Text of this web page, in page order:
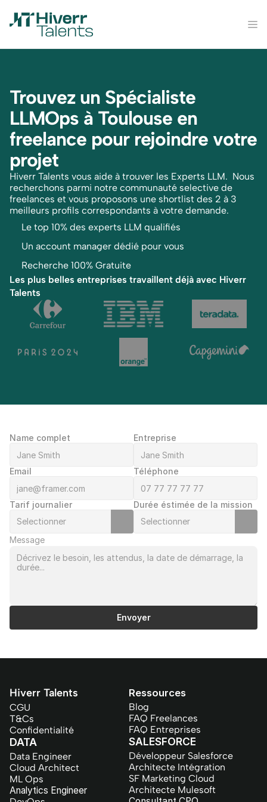
Trouvez un Spécialiste
LLMOps à Toulouse en
freelance pour rejoindre votre
projet
Hiverr Talents vous aide à trouver les Experts LLM.  Nous
recherchons parmi notre communauté selective de
freelances et vous proposons une shortlist des 2 à 3
meilleurs profils correspondants à votre demande.
Le top 10% des experts LLM qualifiés
Un account manager dédié pour vous
Recherche 100% Gratuite
Les plus belles entreprises travaillent déjà avec Hiverr
Talents
Name complet Entreprise
Email Téléphone
Tarif journalier Durée éstimée de la mission
Message
Envoyer
Hiverr Talents
CGU
T&Cs
Confidentialité
Ressources
Blog
FAQ Freelances
FAQ Entreprises
DATA
Data Engineer
Cloud Architect
ML Ops
Analytics Engineer
SALESFORCE
Développeur Salesforce
Architecte Intégration
SF Marketing Cloud
Architecte Mulesoft